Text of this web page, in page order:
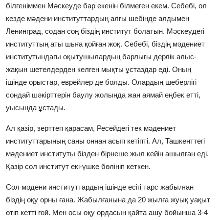
білгеніммен Мәскеуде бар екенін білмеген екем. Себебі, ол
кезде мәдени институттардың алғы шебінде алдымен
Ленинград, содан соң біздің институт болатын. Мәскеудегі
институттың аты шыға қойған жоқ. Себебі, біздің мәдениет
институтындағы оқытушылардың барлығы дерлік алыс-
жақын шетелдерден келген мықты ұстаздар еді. Оның
ішінде орыстар, еврейлер де болды. Олардың шеберлігі
сондай шәкірттерін баулу жолында жан аямай еңбек етті,
уысында ұстады.
Ал қазір, зерттеп қарасам, Ресейдегі тек мәдениет
институттарының саны оннан асып кетіпті. Ал, Ташкенттегі
мәдениет институты бізден бірнеше жыл кейін ашылған еді.
Қазір сол институт екі-үшке бөлініп кеткен.
Сол мәдени институттардың ішінде есігі тарс жабылған
біздің оқу орны ғана. Жабылғанына да 20 жылға жуық уақыт
өтіп кетті ғой. Мен осы оқу ордасын қайта ашу бойынша 3-4